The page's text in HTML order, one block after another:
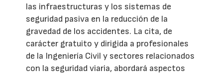
las infraestructuras y los sistemas de
seguridad pasiva en la reducción de la
gravedad de los accidentes. La cita, de
carácter gratuito y dirigida a profesionales
de la Ingeniería Civil y sectores relacionados
con la seguridad viaria, abordará aspectos